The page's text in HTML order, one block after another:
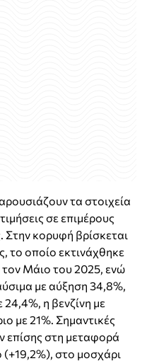
τα στοιχεία
σε επιμέρους
Στην κορυφή βρίσκεται
το οποίο εκτινάχθηκε
Μάιο του 2025, ενώ
με αύξηση 34,8%,
24,4%, η βενζίνη με
με 21%. Σημαντικές
επίσης στη μεταφορά
στο μοσχάρι